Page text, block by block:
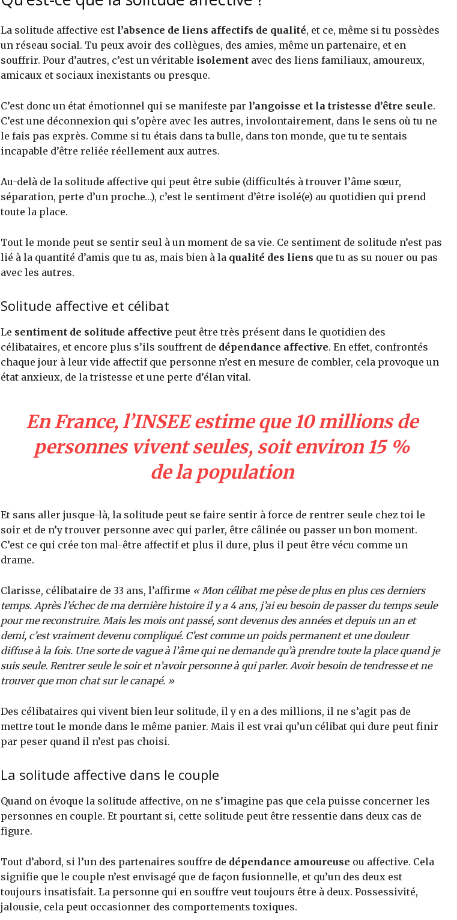
La solitude affective est l’absence de liens affectifs de qualité, et ce, même si tu possèdes
un réseau social. Tu peux avoir des collègues, des amies, même un partenaire, et en
souffrir. Pour d’autres, c’est un véritable isolement avec des liens familiaux, amoureux,
amicaux et sociaux inexistants ou presque.
C’est donc un état émotionnel qui se manifeste par l’angoisse et la tristesse d’être seule.
C’est une déconnexion qui s’opère avec les autres, involontairement, dans le sens où tu ne
le fais pas exprès. Comme si tu étais dans ta bulle, dans ton monde, que tu te sentais
incapable d’être reliée réellement aux autres.
Au-delà de la solitude affective qui peut être subie (difficultés à trouver l’âme sœur,
séparation, perte d’un proche…), c’est le sentiment d’être isolé(e) au quotidien qui prend
toute la place.
Tout le monde peut se sentir seul à un moment de sa vie. Ce sentiment de solitude n’est pas
lié à la quantité d’amis que tu as, mais bien à la qualité des liens que tu as su nouer ou pas
avec les autres.
Solitude affective et célibat
Le sentiment de solitude affective peut être très présent dans le quotidien des
célibataires, et encore plus s’ils souffrent de dépendance affective. En effet, confrontés
chaque jour à leur vide affectif que personne n’est en mesure de combler, cela provoque un
état anxieux, de la tristesse et une perte d’élan vital.
En France, l’INSEE estime que 10 millions de
personnes vivent seules, soit environ 15 %
de la population
Et sans aller jusque-là, la solitude peut se faire sentir à force de rentrer seule chez toi le
soir et de n’y trouver personne avec qui parler, être câlinée ou passer un bon moment.
C’est ce qui crée ton mal-être affectif et plus il dure, plus il peut être vécu comme un
drame.
Clarisse, célibataire de 33 ans, l’affirme « Mon célibat me pèse de plus en plus ces derniers
temps. Après l’échec de ma dernière histoire il y a 4 ans, j’ai eu besoin de passer du temps seule
pour me reconstruire. Mais les mois ont passé, sont devenus des années et depuis un an et
demi, c’est vraiment devenu compliqué. C’est comme un poids permanent et une douleur
diffuse à la fois. Une sorte de vague à l’âme qui ne demande qu’à prendre toute la place quand je
suis seule. Rentrer seule le soir et n’avoir personne à qui parler. Avoir besoin de tendresse et ne
trouver que mon chat sur le canapé. »
Des célibataires qui vivent bien leur solitude, il y en a des millions, il ne s’agit pas de
mettre tout le monde dans le même panier. Mais il est vrai qu’un célibat qui dure peut finir
par peser quand il n’est pas choisi.
La solitude affective dans le couple
Quand on évoque la solitude affective, on ne s’imagine pas que cela puisse concerner les
personnes en couple. Et pourtant si, cette solitude peut être ressentie dans deux cas de
figure.
Tout d’abord, si l’un des partenaires souffre de dépendance amoureuse ou affective. Cela
signifie que le couple n’est envisagé que de façon fusionnelle, et qu’un des deux est
toujours insatisfait. La personne qui en souffre veut toujours être à deux. Possessivité,
jalousie, cela peut occasionner des comportements toxiques.